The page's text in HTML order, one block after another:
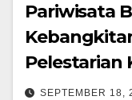
Pariwisata
Pelestarian
SEPTEMBER 18,